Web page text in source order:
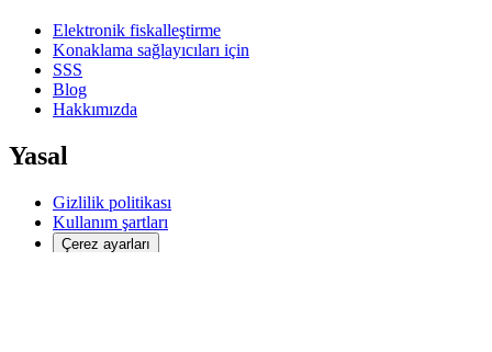
Elektronik fiskalleştirme
Konaklama sağlayıcıları için
SSS
Blog
Hakkımızda
Yasal
Gizlilik politikası
Kullanım şartları
Çerez ayarları